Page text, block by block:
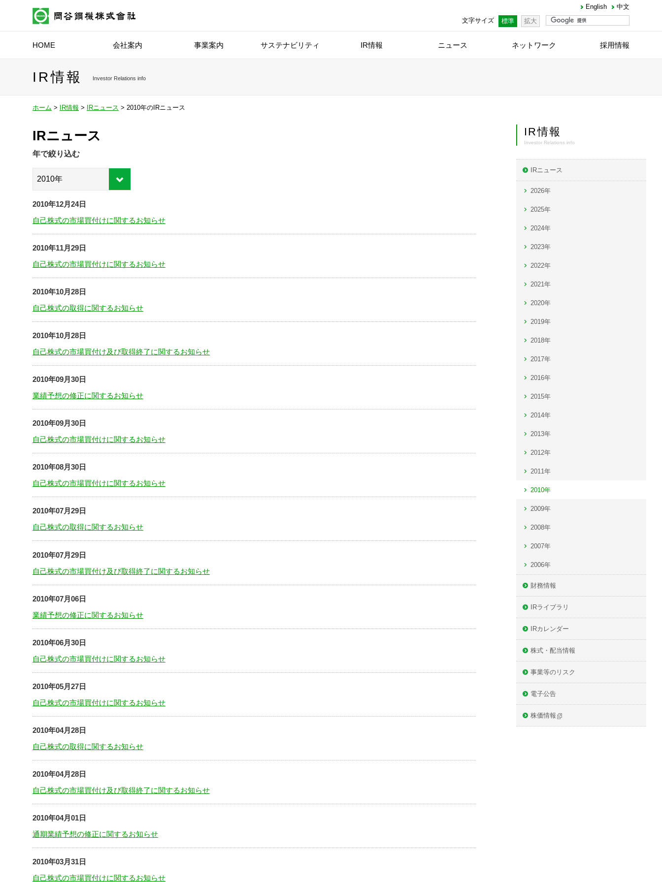
English
中文
文字サイズ
標準 拡大
HOME 会社案内 事業案内 サステナビリティ IR情報 ニュース ネットワーク 採用情報
IR情報 Investor Relations info
ホーム > IR情報 > IRニュース > 2010年のIRニュース
IRニュース
年で絞り込む
2010年12月24日
自己株式の市場買付けに関するお知らせ
2010年11月29日
自己株式の市場買付けに関するお知らせ
2010年10月28日
自己株式の取得に関するお知らせ
2010年10月28日
自己株式の市場買付け及び取得終了に関するお知らせ
2010年09月30日
業績予想の修正に関するお知らせ
2010年09月30日
自己株式の市場買付けに関するお知らせ
2010年08月30日
自己株式の市場買付けに関するお知らせ
2010年07月29日
自己株式の取得に関するお知らせ
2010年07月29日
自己株式の市場買付け及び取得終了に関するお知らせ
2010年07月06日
業績予想の修正に関するお知らせ
2010年06月30日
自己株式の市場買付けに関するお知らせ
2010年05月27日
自己株式の市場買付けに関するお知らせ
2010年04月28日
自己株式の取得に関するお知らせ
2010年04月28日
自己株式の市場買付け及び取得終了に関するお知らせ
2010年04月01日
通期業績予想の修正に関するお知らせ
2010年03月31日
自己株式の市場買付けに関するお知らせ
IR情報
Investor Relations info
IRニュース
2026年
2025年
2024年
2023年
2022年
2021年
2020年
2019年
2018年
2017年
2016年
2015年
2014年
2013年
2012年
2011年
2010年
2009年
2008年
2007年
2006年
財務情報
IRライブラリ
IRカレンダー
株式・配当情報
事業等のリスク
電子公告
株価情報